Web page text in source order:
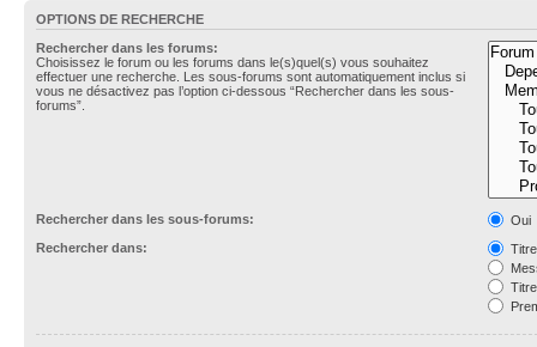
OPTIONS DE RECHERCHE
Rechercher dans les forums:
Choisissez le forum ou les forums dans le(s)quel(s) vous souhaitez
effectuer une recherche. Les sous-forums sont automatiquement inclus si
vous ne désactivez pas l’option ci-dessous “Rechercher dans les sous-
forums”.
Rechercher dans les sous-forums:
Oui
Rechercher dans: